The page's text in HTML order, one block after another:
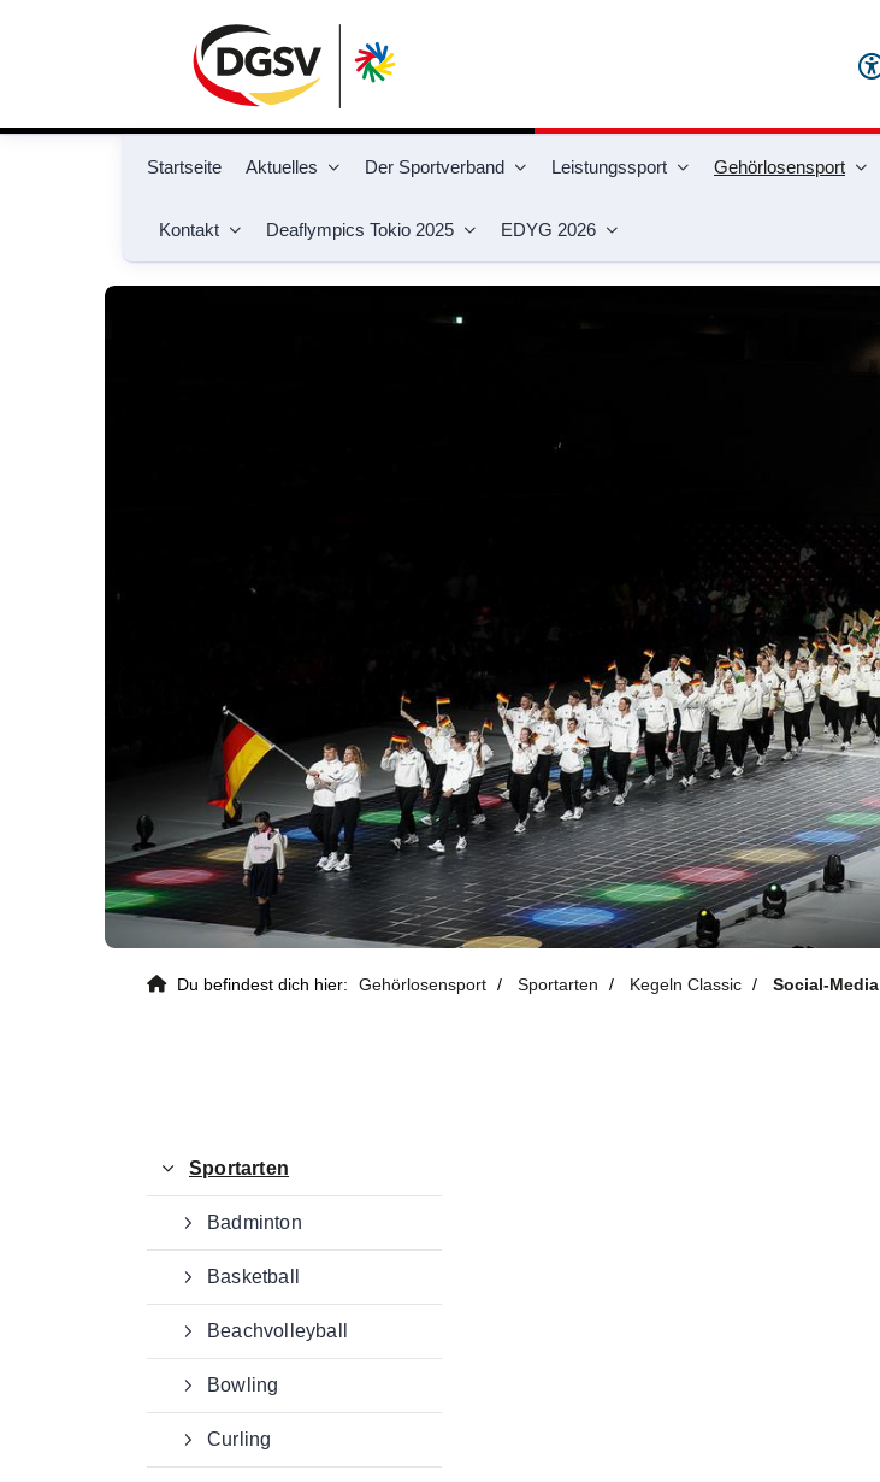
Startseite Aktuelles Der Sportverband Leistungssport Gehörlosensport
Kontakt Deaflympics Tokio 2025 EDYG 2026
Du befindest dich hier: Gehörlosensport Sportarten Kegeln Classic Social-Media
Sportarten
Badminton
Basketball
Beachvolleyball
Bowling
Curling
50829 Köln
0221 650 867 20
office@dg-sv.de